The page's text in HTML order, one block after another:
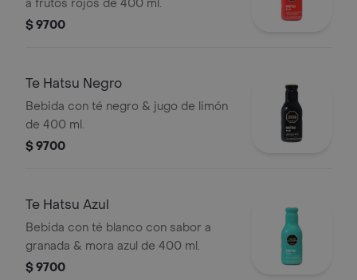
a frutos rojos de 400 ml.
$ 9700
Te Hatsu Negro
Bebida con té negro & jugo de limón
de 400 ml.
$ 9700
Te Hatsu Azul
Bebida con té blanco con sabor a
granada & mora azul de 400 ml.
$ 9700